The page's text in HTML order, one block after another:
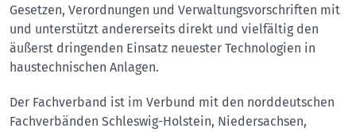
Gesetzen, Verordnungen und Verwaltungsvorschriften mit
und unterstützt andererseits direkt und vielfältig den
äußerst dringenden Einsatz neuester Technologien in
haustechnischen Anlagen.
Der Fachverband ist im Verbund mit den norddeutschen
Fachverbänden Schleswig-Holstein, Niedersachsen,